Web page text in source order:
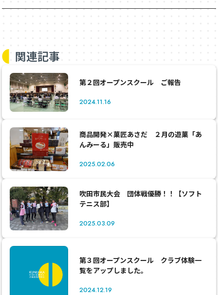
関連記事
第２回オープンスクール ご報告
2024.11.16
商品開発×菓匠あさだ ２月の遊菓「あ
んみーる」販売中
2025.02.06
吹田市民大会 団体戦優勝！！【ソフト
テニス部】
2025.03.09
第３回オープンスクール クラブ体験一
覧をアップしました。
2024.12.19